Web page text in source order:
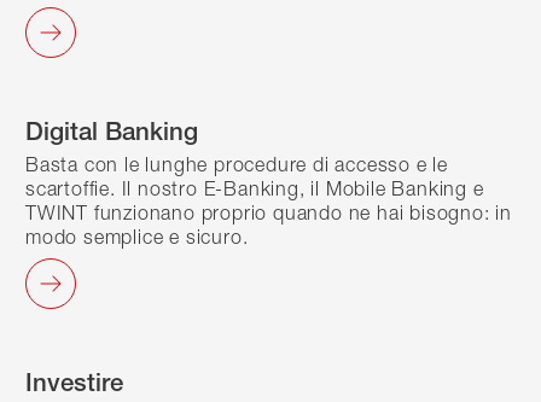
Digital Banking
Basta con le lunghe procedure di accesso e le
scartoffie. Il nostro E-Banking, il Mobile Banking e
TWINT funzionano proprio quando ne hai bisogno: in
modo semplice e sicuro.
Investire